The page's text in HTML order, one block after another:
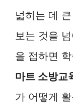
넓히는 데
보는 것을
을 접하면
마트 소방교
가 어떻게